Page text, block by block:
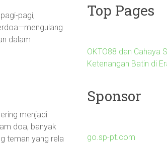
pagi,
dalam
menjadi
doa, banyak
teman yang rela
Top Pages
OKTO88 dan Cahaya
Ketenangan Batin di
Sponsor
go.sp-pt.com